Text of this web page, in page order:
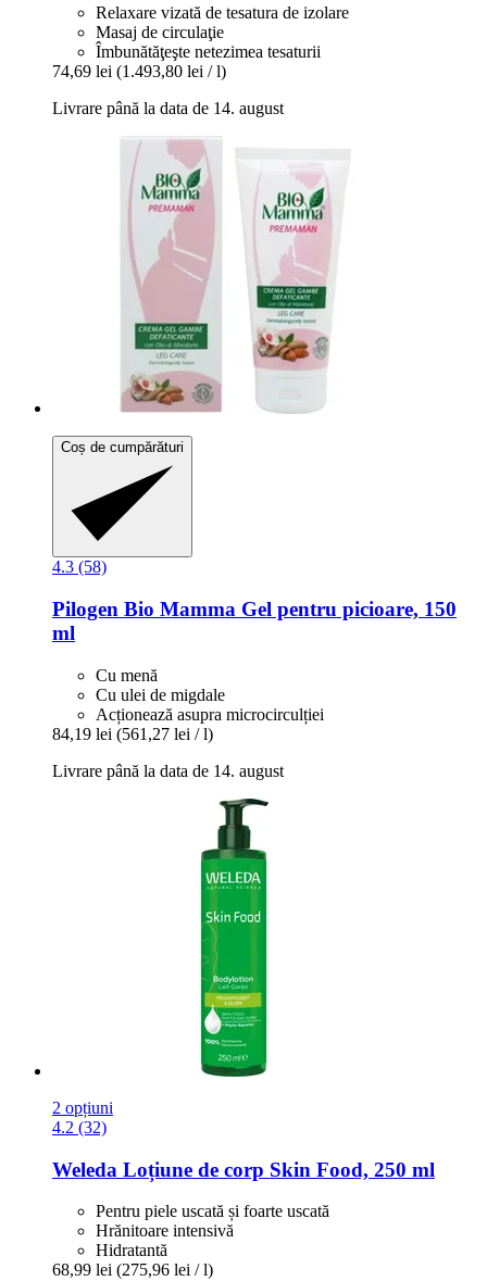
Relaxare vizată de tesatura de izolare
Masaj de circulaţie
Îmbunătăţeşte netezimea tesaturii
74,69 lei (1.493,80 lei / l)
Livrare până la data de 14. august
Coș de cumpărături
4.3 (58)
Pilogen Bio Mamma Gel pentru picioare, 150
ml
Cu menă
Cu ulei de migdale
Acționează asupra microcirculției
84,19 lei (561,27 lei / l)
Livrare până la data de 14. august
2 opțiuni
4.2 (32)
Weleda Loțiune de corp Skin Food, 250 ml
Pentru piele uscată și foarte uscată
Hrănitoare intensivă
Hidratantă
68,99 lei (275,96 lei / l)